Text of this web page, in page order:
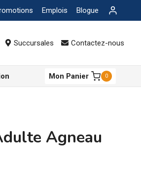
Emplois Blogue
Succursales Contactez-nous
Mon Panier 0
Agneau